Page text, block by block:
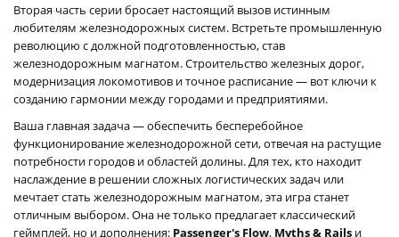
Вторая часть серии бросает настоящий вызов истинным
любителям железнодорожных систем. Встретьте промышленную
революцию с должной подготовленностью, став
железнодорожным магнатом. Строительство железных дорог,
модернизация локомотивов и точное расписание — вот ключи к
созданию гармонии между городами и предприятиями.
Ваша главная задача — обеспечить бесперебойное
функционирование железнодорожной сети, отвечая на растущие
потребности городов и областей долины. Для тех, кто находит
наслаждение в решении сложных логистических задач или
мечтает стать железнодорожным магнатом, эта игра станет
отличным выбором. Она не только предлагает классический
геймплей, но и дополнения: Passenger's Flow, Myths & Rails и